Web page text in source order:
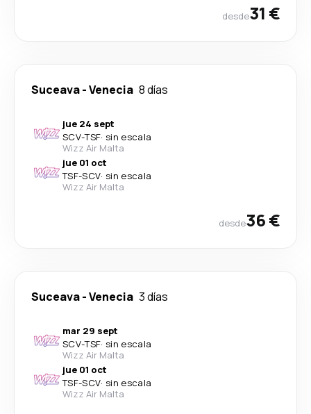
desde31 €
Suceava-Venecia 8 días
jue 24 sept
SCV-TSF· sin escala
Wizz Air Malta
jue 01 oct
TSF-SCV· sin escala
Wizz Air Malta
desde36 €
Suceava-Venecia 3 días
mar 29 sept
SCV-TSF· sin escala
Wizz Air Malta
jue 01 oct
TSF-SCV· sin escala
Wizz Air Malta